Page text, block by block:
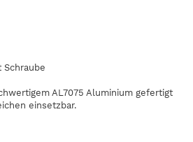
Schraube
AL7075 Aluminium gefertigt
einsetzbar.